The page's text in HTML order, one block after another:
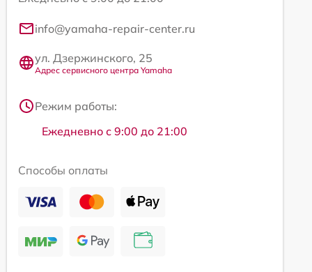
info@yamaha-repair-center.ru
ул. Дзержинского, 25
Адрес сервисного центра Yamaha
Режим работы:
Ежедневно с 9:00 до 21:00
Способы оплаты